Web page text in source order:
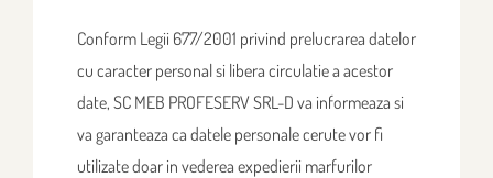
Conform Legii 677/2001 privind prelucrarea datelor
cu caracter personal si libera circulatie a acestor
date, SC MEB PROFESERV SRL-D va informeaza si
va garanteaza ca datele personale cerute vor fi
utilizate doar in vederea expedierii marfurilor